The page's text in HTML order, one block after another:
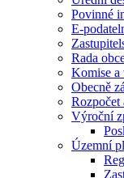
Povinné
E-
Rada
Komise
Obecně
Rozpočet
Výroční
Územní